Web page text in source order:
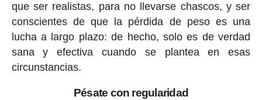
que ser realistas, para no llevarse chascos, y ser
conscientes de que la pérdida de peso es una
lucha a largo plazo: de hecho, solo es de verdad
sana y efectiva cuando se plantea en esas
circunstancias.
Pésate con regularidad